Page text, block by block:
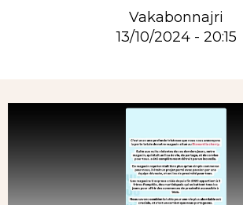
Vakabonnajri
13/10/2024 - 20:15